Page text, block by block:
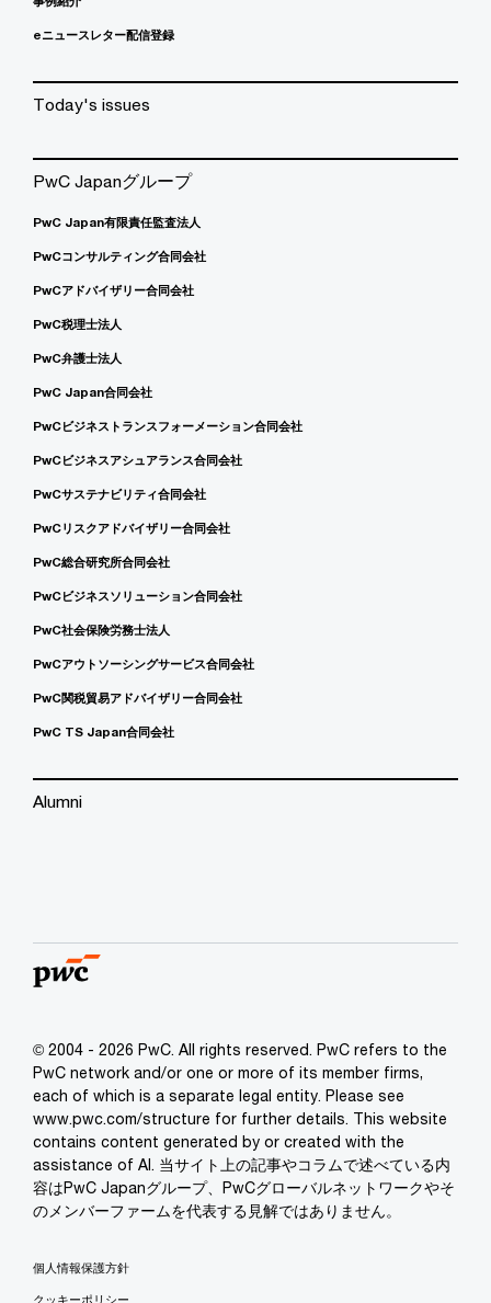
eニュースレター配信登録
Today's issues
PwC Japanグループ
PwC Japan有限責任監査法人
PwCコンサルティング合同会社
PwCアドバイザリー合同会社
PwC税理士法人
PwC弁護士法人
PwC Japan合同会社
PwCビジネストランスフォーメーション合同会社
PwCビジネスアシュアランス合同会社
PwCサステナビリティ合同会社
PwCリスクアドバイザリー合同会社
PwC総合研究所合同会社
PwCビジネスソリューション合同会社
PwC社会保険労務士法人
PwCアウトソーシングサービス合同会社
PwC関税貿易アドバイザリー合同会社
PwC TS Japan合同会社
Alumni
© 2004 - 2026 PwC. All rights reserved. PwC refers to the
PwC network and/or one or more of its member firms,
each of which is a separate legal entity. Please see
www.pwc.com/structure for further details. This website
contains content generated by or created with the
assistance of AI. 当サイト上の記事やコラムで述べている内
容はPwC Japanグループ、PwCグローバルネットワークやそ
のメンバーファームを代表する見解ではありません。
個人情報保護方針
クッキーポリシー